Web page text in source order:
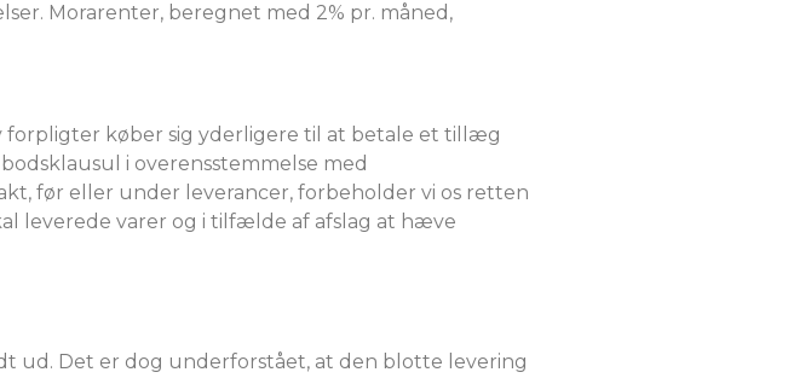
Morarenter, beregnet med 2% pr. måned,
køber sig yderligere til at betale et tillæg
i overensstemmelse med
før eller under leverancer, forbeholder vi os retten
leverede varer og i tilfælde af afslag at hæve
ud. Det er dog underforstået, at den blotte levering